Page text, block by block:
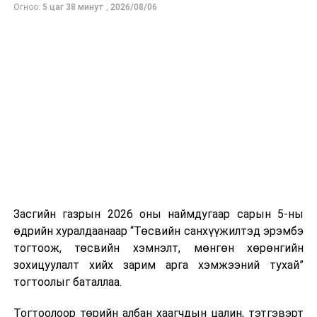
бууруулах, авлигаас ангид, олон нийтэд нээлттэй
төрийн үйлчилгээг нэвтрүүлэхэд чухал үүрэг
гүйцэтгэнэ. Тоон гарын үсгийг хэрэгжүүлэхийн тулд
төрийн байгууллагууд манлайлан оролцох хэрэгтэй”
Огноо: 5 цаг 38 минут 2026/08/06
Засгийн газрын 2026 оны наймдугаар сарын 5-ны
өдрийн хуралдаанаар “Төсвийн санхүүжилтэд эрэмбэ
тогтоож, төсвийн хэмнэлт, мөнгөн хөрөнгийн
зохицуулалт хийх зарим арга хэмжээний тухай”
тогтоолыг баталлаа.
Тогтоолоор төрийн албан хаагчдын цалин, тэтгэвэрт